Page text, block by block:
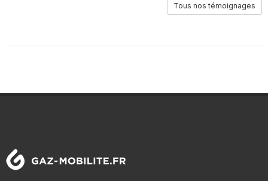
Tous nos témoignages